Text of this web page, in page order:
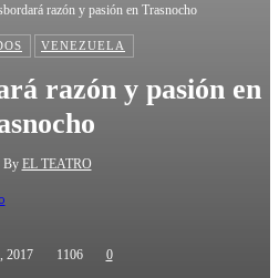
razón y pasión en Trasnocho
VENEZUELA
razón y pasión en
By EL TEATRO
2017 1106 0